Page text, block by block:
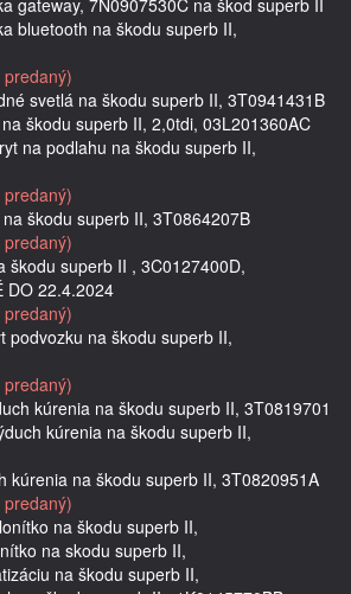
bluetooth na škodu superb II,
svetlá na škodu superb II, 3T0941431B
škodu superb II, 2,0tdi, 03L201360AC
na podlahu na škodu superb II,
škodu superb II, 3T0864207B
škodu superb II , 3C0127400D,
DO 22.4.2024
podvozku na škodu superb II,
kúrenia na škodu superb II, 3T0819701
kúrenia na škodu superb II,
kúrenia na škodu superb II, 3T0820951A
na škodu superb II,
na skodu superb II,
na škodu superb II,